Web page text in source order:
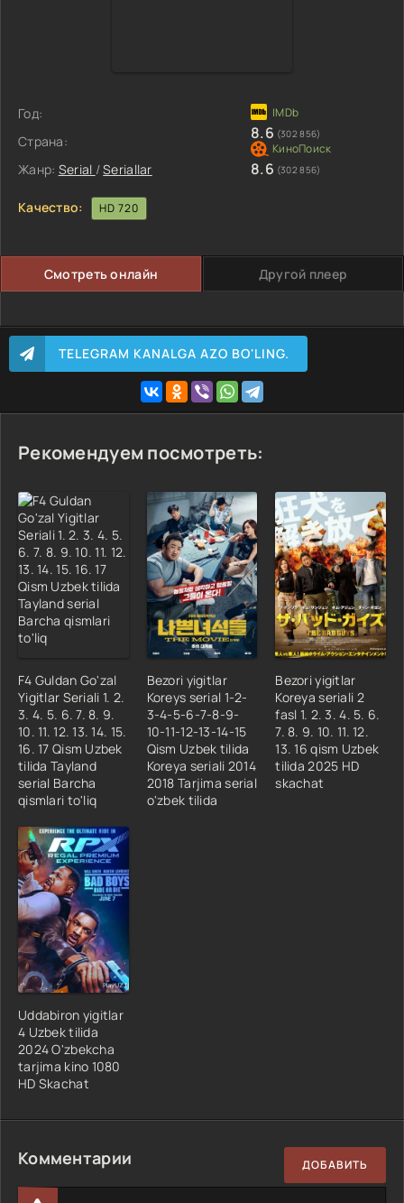
Год:
Страна:
Жанр: Serial /Seriallar
8.6 (302 856)
8.6 (302 856)
Качество: HD 720
Смотреть онлайн Другой плеер
TELEGRAM KANALGA AZO BO'LING.
Рекомендуем посмотреть:
F4 Guldan Go'zal
Yigitlar Seriali 1. 2.
3. 4. 5. 6. 7. 8. 9.
10. 11. 12. 13. 14. 15.
16. 17 Qism Uzbek
tilida Tayland
serial Barcha
qismlari to'liq
Bezori yigitlar
Koreys serial 1-2-
3-4-5-6-7-8-9-
10-11-12-13-14-15
Qism Uzbek tilida
Koreya seriali 2014
2018 Tarjima serial
o'zbek tilida
Bezori yigitlar
Koreya seriali 2
fasl 1. 2. 3. 4. 5. 6.
7. 8. 9. 10. 11. 12.
13. 16 qism Uzbek
tilida 2025 HD
skachat
Uddabiron yigitlar
4 Uzbek tilida
2024 O'zbekcha
tarjima kino 1080
HD Skachat
Комментарии ДОБАВИТЬ